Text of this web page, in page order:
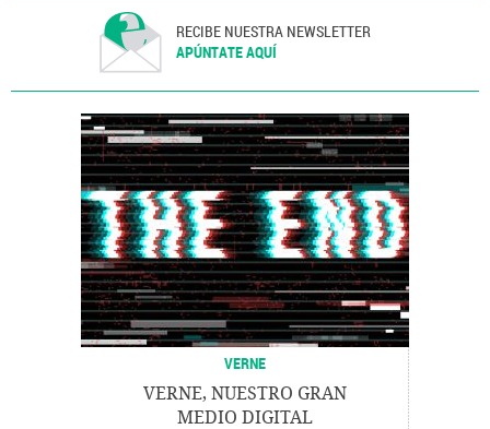
RECIBE NUESTRA NEWSLETTER
APÚNTATE AQUÍ
VERNE
VERNE, NUESTRO GRAN
MEDIO DIGITAL